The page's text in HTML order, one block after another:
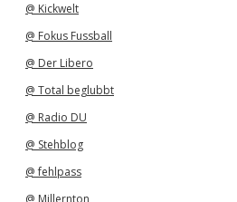
@ Kickwelt
@ Fokus Fussball
@ Der Libero
@ Total beglubbt
@ Radio DU
@ Stehblog
@ fehlpass
@ Millernton